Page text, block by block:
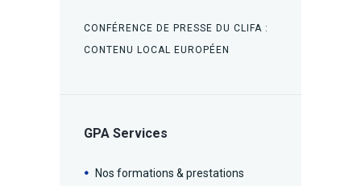
CONFÉRENCE DE PRESSE DU CLIFA :
CONTENU LOCAL EUROPÉEN
GPA Services
Nos formations & prestations